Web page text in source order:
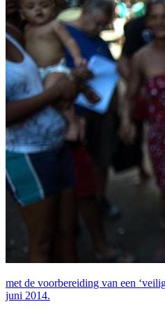
met de voorbereiding van een
juni 2014.